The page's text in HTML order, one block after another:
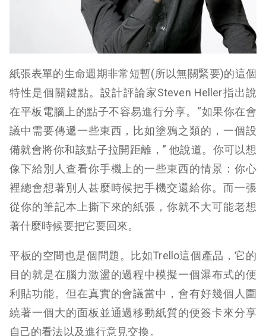
紙張表單的生命週期非常短暫(所以無關緊要)的這個
特性是個關鍵點。設計評論家Steven Heller指出說
在平板電腦上的點子不容易進行分享。“如果你在會
議中需要傳遞一些東西，比如塗鴉之類的，一個設
備就會將你和該點子拉開距離，” 他說道。你可以想
像下給別人查看你手機上的一些東西的情景：你心
裡總會想著別人甚麼時候把手機交還給你。而一張
從你的筆記本上撕下來的紙張，你就不大可能老想
著什麼時候要把它要回來。
平板的空間也是個問題。比如Trello這個產品，它的
目的就是在腦力激盪的過程中模擬一個瀑布式的便
利貼功能。但在真實的會議當中，會有好幾個人圍
繞著一個大的面板並通過移動紙質的便簽卡來分享
自己的看法以及進行意見交換。